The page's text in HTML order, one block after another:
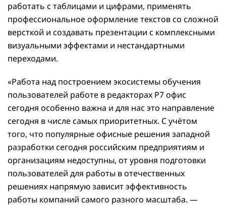
работать с таблицами и цифрами, применять
профессиональное оформление текстов со сложной
версткой и создавать презентации с комплексными
визуальными эффектами и нестандартными
переходами.
«Работа над построением экосистемы обучения
пользователей работе в редакторах Р7 офис
сегодня особенно важна и для нас это направление
сегодня в числе самых приоритетных. С учётом
того, что популярные офисные решения западной
разработки сегодня российским предприятиям и
организациям недоступны, от уровня подготовки
пользователей для работы в отечественных
решениях напрямую зависит эффективность
работы компаний самого разного масштаба. —